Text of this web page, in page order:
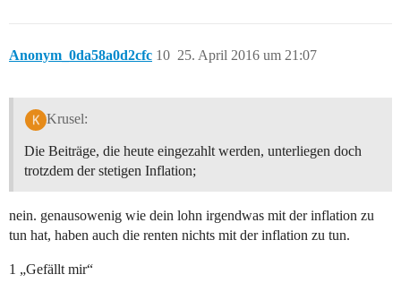
Anonym_0da58a0d2cfc 25. April 2016 um 21:07
10
Krusel:
Die Beiträge, die heute eingezahlt werden, unterliegen doch
trotzdem der stetigen Inflation;
nein. genausowenig wie dein lohn irgendwas mit der inflation zu
tun hat, haben auch die renten nichts mit der inflation zu tun.
1 „Gefällt mir“